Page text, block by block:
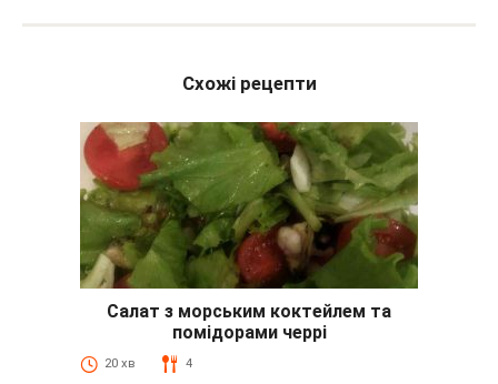
Схожі рецепти
Салат з морським коктейлем та
помідорами черрі
20 хв 4